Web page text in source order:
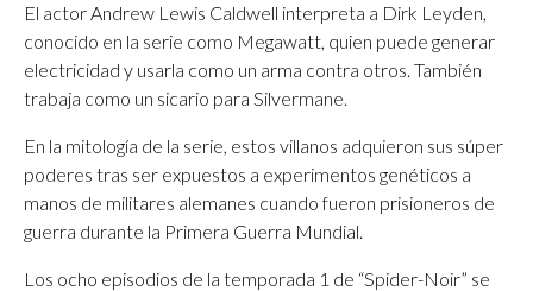
El actor Andrew Lewis Caldwell interpreta a Dirk Leyden,
conocido en la serie como Megawatt, quien puede generar
electricidad y usarla como un arma contra otros. También
trabaja como un sicario para Silvermane.
En la mitología de la serie, estos villanos adquieron sus súper
poderes tras ser expuestos a experimentos genéticos a
manos de militares alemanes cuando fueron prisioneros de
guerra durante la Primera Guerra Mundial.
Los ocho episodios de la temporada 1 de “Spider-Noir” se